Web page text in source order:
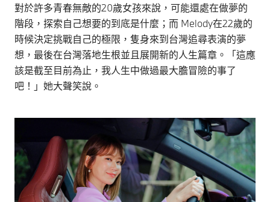
對於許多青春無敵的20歲女孩來說，可能還處在做夢的
階段，探索自己想要的到底是什麼；而 Melody在22歲的
時候決定挑戰自己的極限，隻身來到台灣追尋表演的夢
想，最後在台灣落地生根並且展開新的人生篇章。「這應
該是截至目前為止，我人生中做過最大膽冒險的事了
吧！」她大聲笑說。